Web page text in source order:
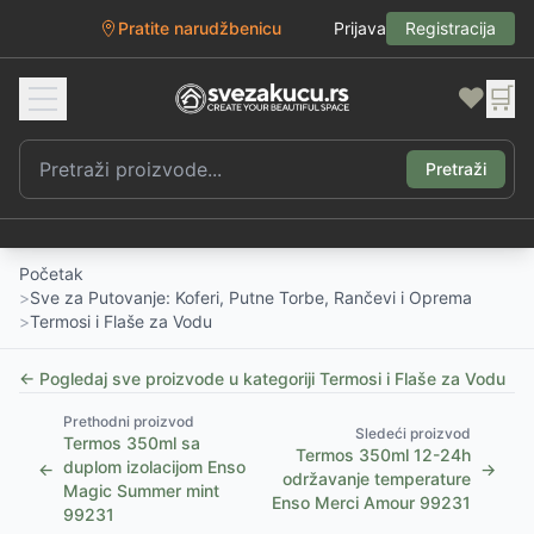
Pratite narudžbenicu Prijava Registracija
❤️ 🛒
Pretraži
Početak
>Sve za Putovanje: Koferi, Putne Torbe, Rančevi i Oprema
>Termosi i Flaše za Vodu
← Pogledaj sve proizvode u kategoriji Termosi i Flaše za Vodu
←
Prethodni proizvod
Termos 350ml sa
duplom izolacijom Enso
Magic Summer mint
99231
Sledeći proizvod
Termos 350ml 12-24h
održavanje temperature
Enso Merci Amour 99231
→